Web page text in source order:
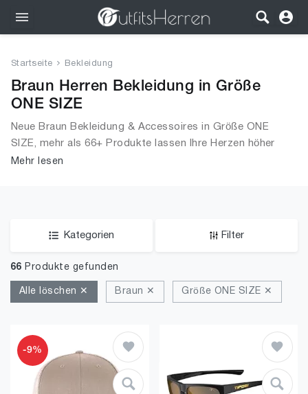
Bekleidung
Schuhe
Startseite Bekleidung
Braun Herren Bekleidung in Größe
ONE SIZE
Neue Braun Bekleidung & Accessoires in Größe ONE
SIZE, mehr als 66+ Produkte lassen Ihre Herzen höher
schlagen. Entdecken Sie unsere Auswahl an Tops, T-
Mehr lesen
Kategorien Filter
66 Produkte gefunden
Alle löschen ✕ Braun ✕ Größe ONE SIZE ✕
-9%